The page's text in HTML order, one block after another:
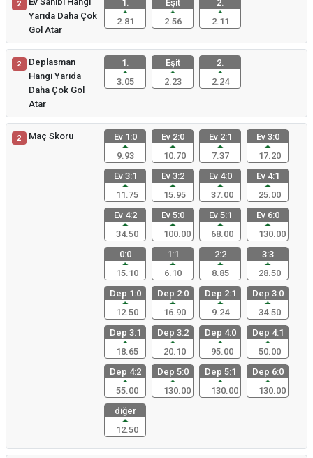
2
Yarıda Daha Çok
Gol Atar
1.
2.81
Eşit
2.56
2.
2.11
2
Deplasman
Hangi Yarıda
Daha Çok Gol
Atar
1.
3.05
Eşit
2.23
2.
2.24
2 Maç Skoru
Ev 1:0
9.93
Ev 2:0
10.70
Ev 2:1
7.37
Ev 3:0
17.20
Ev 3:1
11.75
Ev 3:2
15.95
Ev 4:0
37.00
Ev 4:1
25.00
Ev 4:2
34.50
Ev 5:0
100.00
Ev 5:1
68.00
Ev 6:0
130.00
0:0
15.10
1:1
6.10
2:2
8.85
3:3
28.50
Dep 1:0
12.50
Dep 2:0
16.90
Dep 2:1
9.24
Dep 3:0
34.50
Dep 3:1
18.65
Dep 3:2
20.10
Dep 4:0
95.00
Dep 4:1
50.00
Dep 4:2
55.00
Dep 5:0
130.00
Dep 5:1
130.00
Dep 6:0
130.00
diğer
12.50